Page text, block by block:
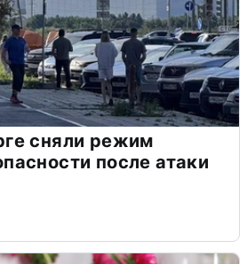
сняли режим
после атаки